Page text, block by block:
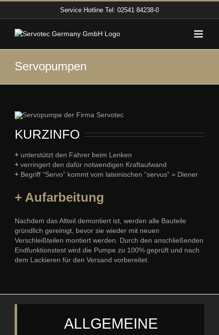
Service Hotline Tel: 02541 84238-0
Servopumpen
KURZINFO
+ unterstützt den Fahrer beim Lenken
+ verringert den dafür notwendigen Kraftaufwand
+ Begriff “Servo” kommt vom lateinischen “servus” = Diener
+ Aufarbeitung
Nachdem das Altteil demontiert ist, werden alle Bauteile
gründlich gereinigt, bevor sie wieder mit neuen
Verschleißteilen montiert werden. Durch den anschließenden
Endfunktionstest wird die Pumpe zu 100% geprüft und nach
dem Lackieren für den Versand vorbereitet.
ALLGEMEINE